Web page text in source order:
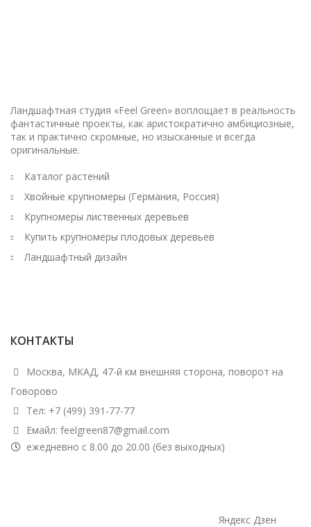
Ландшафтная студия «Feel Green» воплощает в реальность
фантастичные проекты, как аристократично амбициозные,
так и практично скромные, но изысканные и всегда
оригинальные.
Каталог растений
Хвойные крупномеры (Германия, Россия)
Крупномеры лиственных деревьев
Купить крупномеры плодовых деревьев
Ландшафтный дизайн
КОНТАКТЫ
Москва, МКАД, 47-й км внешняя сторона, поворот на
Говорово
Тел: +7 (499) 391-77-77
Емайл: feelgreen87@gmail.com
ежедневно с 8.00 до 20.00 (без выходных)
Яндекс Дзен